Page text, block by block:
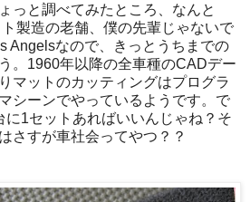
っと調べてみたところ、なんと
製造の老舗、僕の先輩じゃないで
Angelsなので、きっとうちまでの
。1960年以降の全車種のCADデー
マットのカッティングはプログラ
シーンでやっているようです。で
に1セットあればいいんじゃね？そ
さすが車社会ってやつ？？